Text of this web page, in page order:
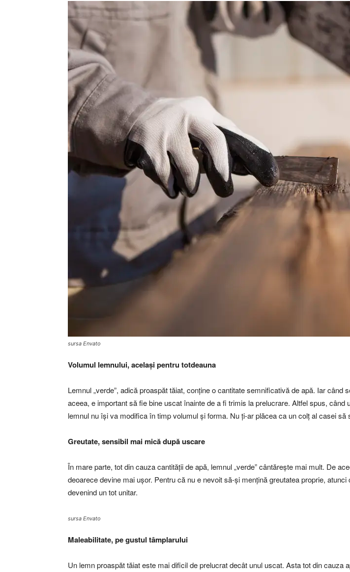
sursa Envato
Volumul lemnului, același pentru totdeauna
Lemnul „verde”, adică proaspăt tăiat, conține o cantitate semnificativă de apă. Iar
aceea, e important să fie bine uscat înainte de a fi trimis la prelucrare. Altfel spus,
lemnul nu își va modifica în timp volumul și forma. Nu ți-ar plăcea ca un colț al casei să
Greutate, sensibil mai mică după uscare
În mare parte, tot din cauza cantității de apă, lemnul „verde” cântărește mai mult. De
deoarece devine mai ușor. Pentru că nu e nevoit să-și mențină greutatea proprie,
devenind un tot unitar.
sursa Envato
Maleabilitate, pe gustul tâmplarului
Un lemn proaspăt tăiat este mai dificil de prelucrat decât unul uscat. Asta tot din cauza